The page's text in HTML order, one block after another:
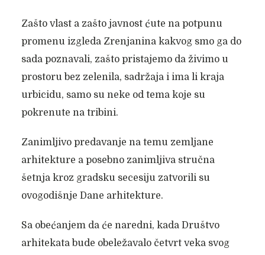
Zašto vlast a zašto javnost ćute na potpunu
promenu izgleda Zrenjanina kakvog smo ga do
sada poznavali, zašto pristajemo da živimo u
prostoru bez zelenila, sadržaja i ima li kraja
urbicidu, samo su neke od tema koje su
pokrenute na tribini.
Zanimljivo predavanje na temu zemljane
arhitekture a posebno zanimljiva stručna
šetnja kroz gradsku secesiju zatvorili su
ovogodišnje Dane arhitekture.
Sa obećanjem da će naredni, kada Društvo
arhitekata bude obeležavalo četvrt veka svog